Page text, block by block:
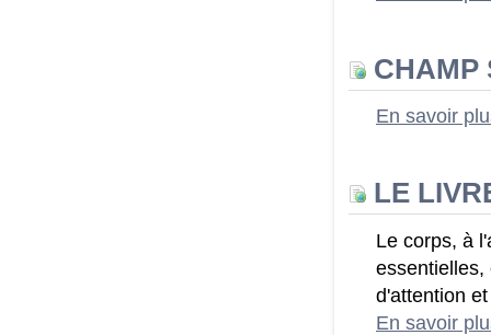
CHAMP
En savoir
LE
Le corps, à
essentielles,
d'attention
En savoir